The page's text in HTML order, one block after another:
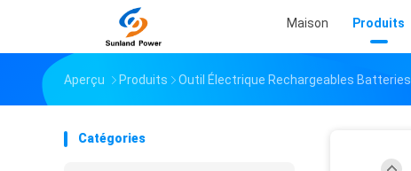
Maison Produits
Aperçu Produits Outil Électrique Rechargeables Batteries
Catégories